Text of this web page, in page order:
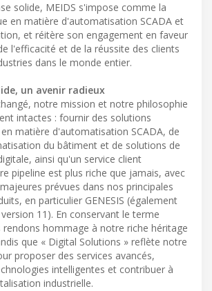
solide, MEIDS s'impose comme la
en matière d'automatisation SCADA et
et réitère son engagement en faveur
l'efficacité et de la réussite des clients
dans le monde entier.
un avenir radieux
notre mission et notre philosophie
intactes : fournir des solutions
matière d'automatisation SCADA, de
du bâtiment et de solutions de
ainsi qu'un service client
pipeline est plus riche que jamais, avec
prévues dans nos principales
en particulier GENESIS (également
version 11). En conservant le terme
rendons hommage à notre riche héritage
que « Digital Solutions » reflète notre
proposer des services avancés,
intelligentes et contribuer à
industrielle.